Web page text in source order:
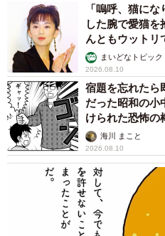
「嗚呼、猫に
した腕で愛猫
んともウットリ
まいどなトピック
2026.08.10
宿題を忘れた
だった昭和の
けられた恐怖の
海川 まこと
2026.08.10